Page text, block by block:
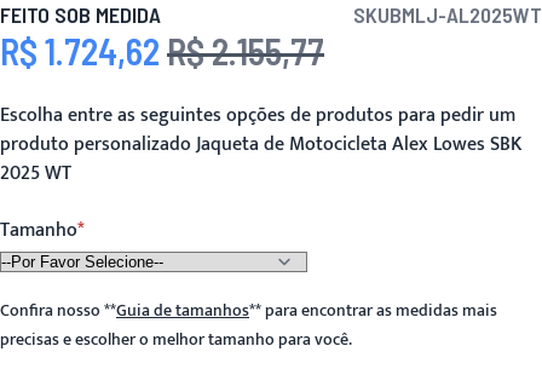
FEITO SOB MEDIDA SKUBMLJ-AL2025WT
Preço Especial
R$ 1.724,62 Preço
R$ 2.155,77
Escolha entre as seguintes opções de produtos para pedir um
produto personalizado Jaqueta de Motocicleta Alex Lowes SBK
2025 WT
Tamanho
Confira nosso**Guia de tamanhos**para encontrar as medidas mais
precisas e escolher o melhor tamanho para você.